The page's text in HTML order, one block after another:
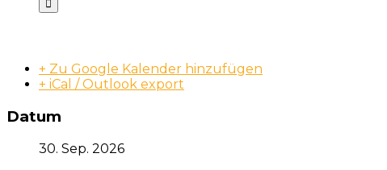
+ Zu Google Kalender hinzufügen
+ iCal / Outlook export
Datum
30. Sep. 2026